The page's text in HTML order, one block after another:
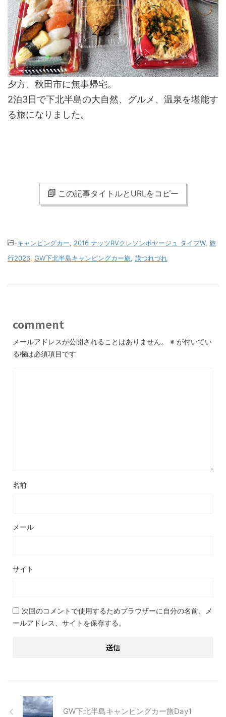
夕方、秋田市に無事帰宅。
2泊3日で下北半島の大自然、グルメ、温泉を堪能す
る旅になりました。
この記事タイトルとURLをコピー
-キャンピングカー, 2016 ナッツRVクレソンボヤージュ タイプW, 旅
行2026, GW下北半島キャンピングカー旅, 旅つれづれ
comment
メールアドレスが公開されることはありません。 ※ が付いてい
る欄は必須項目です
名前
メール
サイト
次回のコメントで使用するためブラウザーに自分の名前、メ
ールアドレス、サイトを保存する。
GW下北半島キャンピングカー旅Day1